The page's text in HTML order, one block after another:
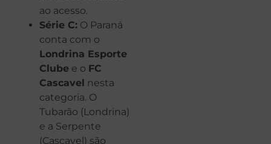
ao acesso.
Série C: O Paraná
conta com o
Londrina Esporte
Clube e o FC
Cascavel nesta
categoria. O
Tubarão (Londrina)
e a Serpente
(Cascavel) são